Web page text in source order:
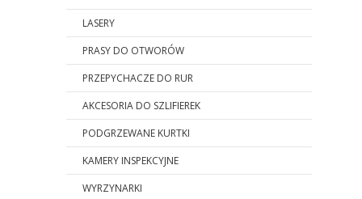
LASERY
PRASY DO OTWORÓW
PRZEPYCHACZE DO RUR
AKCESORIA DO SZLIFIEREK
PODGRZEWANE KURTKI
KAMERY INSPEKCYJNE
WYRZYNARKI